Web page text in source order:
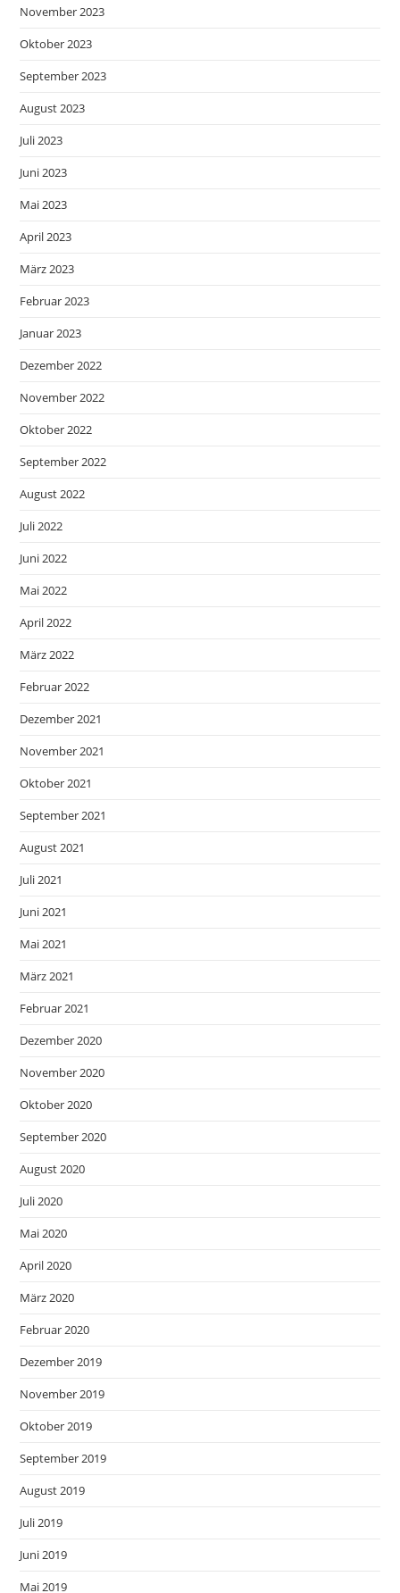
November 2023
Oktober 2023
September 2023
August 2023
Juli 2023
Juni 2023
Mai 2023
April 2023
März 2023
Februar 2023
Januar 2023
Dezember 2022
November 2022
Oktober 2022
September 2022
August 2022
Juli 2022
Juni 2022
Mai 2022
April 2022
März 2022
Februar 2022
Dezember 2021
November 2021
Oktober 2021
September 2021
August 2021
Juli 2021
Juni 2021
Mai 2021
März 2021
Februar 2021
Dezember 2020
November 2020
Oktober 2020
September 2020
August 2020
Juli 2020
Mai 2020
April 2020
März 2020
Februar 2020
Dezember 2019
November 2019
Oktober 2019
September 2019
August 2019
Juli 2019
Juni 2019
Mai 2019